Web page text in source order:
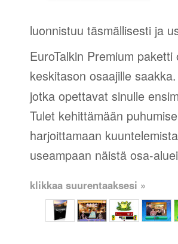
luonnistuu täsmällisesti ja
EuroTalkin Premium
keskitason osaajille
jotka opettavat sinulle
Tulet kehittämään
harjoittamaan
useampaan näistä osa-
klikkaa suurentaaksesi »